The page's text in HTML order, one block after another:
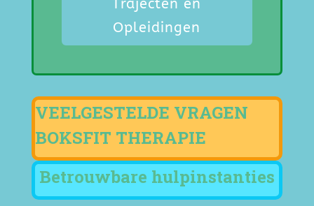
Trajecten en
Opleidingen
VEELGESTELDE VRAGEN
BOKSFIT THERAPIE
Betrouwbare hulpinstanties